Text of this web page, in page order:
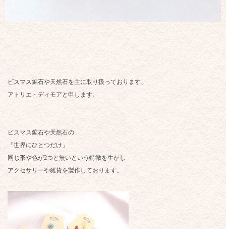
ビスマス鉱石や天然石を主に取り扱っております、
アトリエ・ディモアと申します。
ビスマス鉱石や天然石の
「世界にひとつだけ」
同じ形や色が2つと無いという特徴を生かし
アクセサリーや雑貨を製作しております。